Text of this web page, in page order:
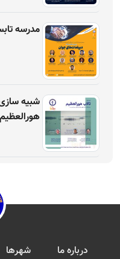
مدرسه
شبیه
هورالعظیم
درباره ما شهرها